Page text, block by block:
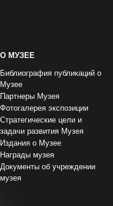
О МУЗЕЕ
Библиография публикаций о
Музее
Партнеры Музея
Фотогалерея экспозиции
Стратегические цели и
задачи развития Музея
Издания о Музее
Награды музея
Документы об учреждении
музея